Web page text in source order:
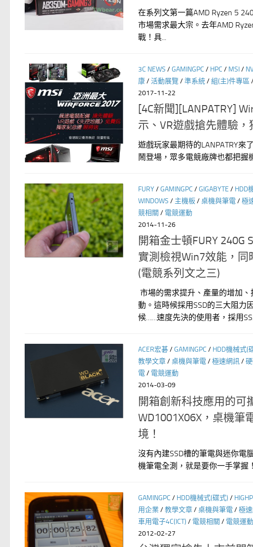
在系列文第一篇AMD Ryzen 5
市場需求最大宗。去年AMD
戰！具...
3C NEWS /GAMINGPC / HPC / MSI/
康/活動展覽/準系統/組(主)件專區
2017-11-22
[4C新聞][LANPATRY]
示、VR遊戲搶先體驗，
遊戲玩家最期待的LANPATRY
鬧登場，眾多電競廠牌也都把握
FURY/GAMINGPC /GIGABYTE / HDD
WINDOWS / 主機板/桌機與筆電/極
競相關 / 電競運動
2014-11-26
開箱金士頓FURY 240G
實測檢視Win7效能，同
(電競系列文之三)
市場的需求提升、產量的增加
動。這時候採用SSD的三大阻力
候……速度先決的使用者，採用
ACER宏碁/GAMINGPC / HDD機械式(
教學文章/桌機與筆電/極速網訊/
電/ 電競運動
2014-03-09
開箱創新科技應用的可
WD1001X06X，桌機
境！
沒有內建SSD槽的筆電與迷你電
機筆電全測，就是要你一手掌握
GAMINGPC / HDD機械式(碟式) /
用企業/教學文章/桌機與筆電/極
車用電子4C(ICT) / 電競相關 / 電競運動
2012-02-27